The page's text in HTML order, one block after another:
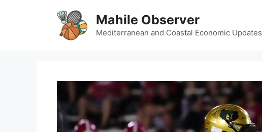
Mahile Observer
Mediterranean and Coastal Economic Updates